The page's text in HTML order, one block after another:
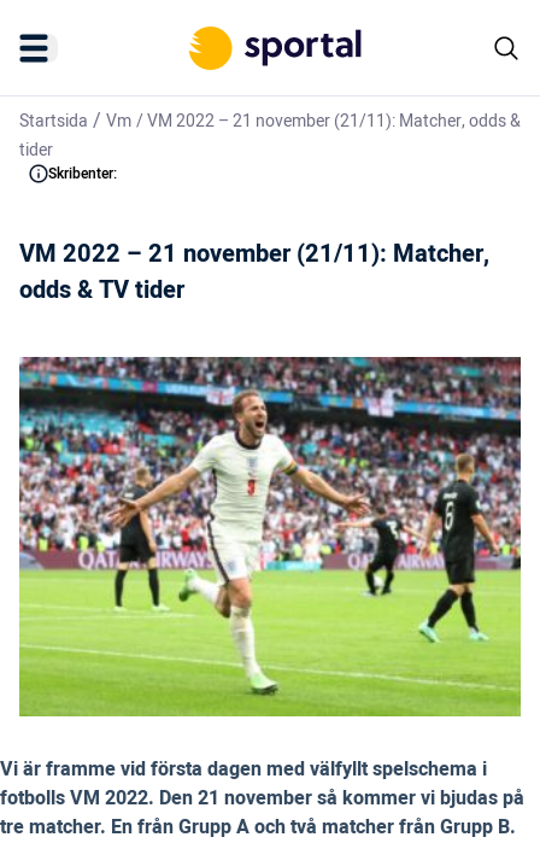
Startsida / Vm/VM 2022 – 21 november (21/11): Matcher, odds &
tider
Skribenter:
VM 2022 – 21 november (21/11): Matcher,
odds & TV tider
Vi är framme vid första dagen med välfyllt spelschema i
fotbolls VM 2022. Den 21 november så kommer vi bjudas på
tre matcher. En från Grupp A och två matcher från Grupp B.